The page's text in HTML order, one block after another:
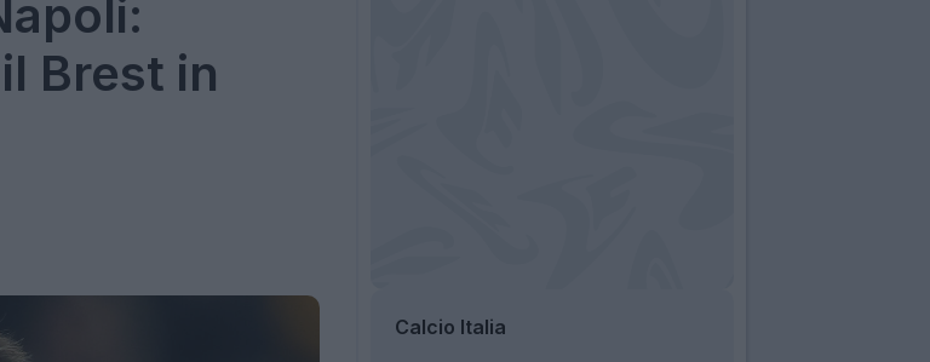
Brest in
Calcio Italia